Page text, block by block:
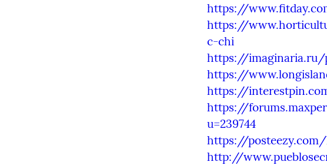
https://
https://
c-chi
https://
https://
https://
https://
u=239744
https://
http://